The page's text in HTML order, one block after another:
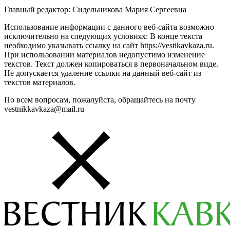
Главный редактор: Сидельникова Мария Сергеевна
Использование информации с данного веб-сайта возможно
исключительно на следующих условиях: В конце текста
необходимо указывать ссылку на сайт https://vestikavkaza.ru.
При использовании материалов недопустимо изменение
текстов. Текст должен копироваться в первоначальном виде.
Не допускается удаление ссылки на данный веб-сайт из
текстов материалов.
По всем вопросам, пожалуйста, обращайтесь на почту
vestnikkavkaza@mail.ru